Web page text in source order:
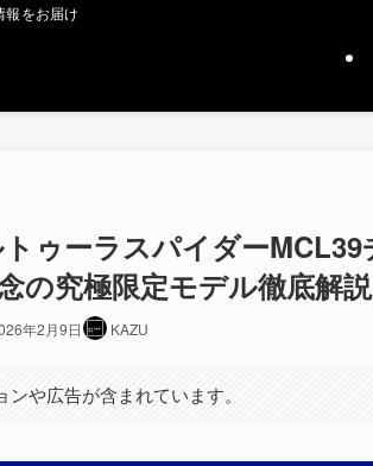
報をお届け
ゥーラスパイダー
の究極限定モデル徹底解説
年2月9日 KAZU
や広告が含まれています。